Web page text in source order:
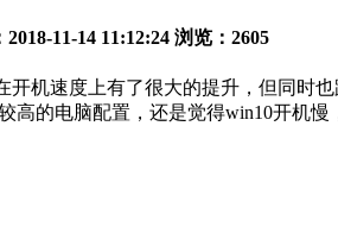
2018-11-14 11:12:24 浏览： 2605
开机速度上有了很大的提升，但同时
高的电脑配置，还是觉得win10开机